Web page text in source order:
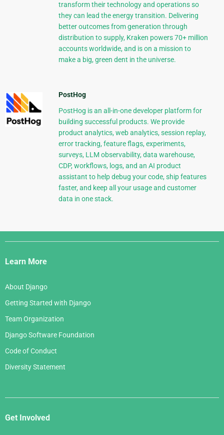
transform their technology and operations so
they can lead the energy transition. Delivering
better outcomes from generation through
distribution to supply, Kraken powers 70+ million
accounts worldwide, and is on a mission to
make a big, green dent in the universe.
PostHog
PostHog is an all-in-one developer platform for
building successful products. We provide
product analytics, web analytics, session replay,
error tracking, feature flags, experiments,
surveys, LLM observability, data warehouse,
CDP, workflows, logs, and an AI product
assistant to help debug your code, ship features
faster, and keep all your usage and customer
data in one stack.
Django
Links
Learn More
About Django
Getting Started with Django
Team Organization
Django Software Foundation
Code of Conduct
Diversity Statement
Get Involved